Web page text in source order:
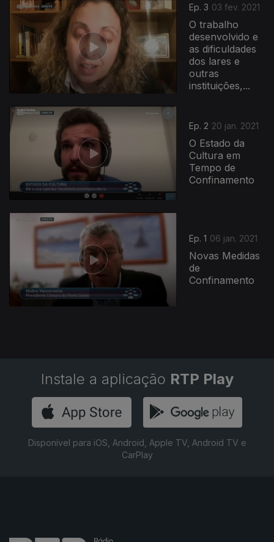
Ep. 3 03 fev. 2021
O trabalho
desenvolvido e
as dificuldades
dos lares e
outras
instituições,...
Ep. 2 20 jan. 2021
O Estado da
Cultura em
Tempo de
Confinamento
Ep. 1 06 jan. 2021
Novas Medidas
de
Confinamento
516401
Instale a aplicação RTP Play
Disponível para iOS, Android, Apple TV, Android TV e
CarPlay